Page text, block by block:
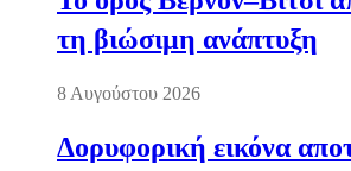
τη βιώσιμη ανάπτυξη
8 Αυγούστου 2026
Δορυφορική εικόνα